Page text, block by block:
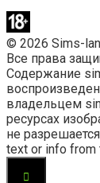
© 2026 Sims-
Все права
Содержание
владельцем
ресурсах
не
text or info from